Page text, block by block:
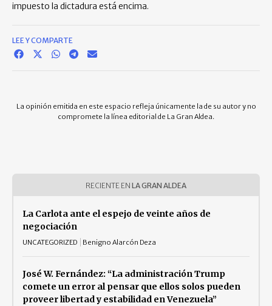
impuesto la dictadura está encima.
LEE Y COMPARTE
La opinión emitida en este espacio refleja únicamente la de su autor y no
compromete la línea editorial de La Gran Aldea.
RECIENTE EN LA GRAN ALDEA
La Carlota ante el espejo de veinte años de
negociación
UNCATEGORIZED Benigno Alarcón Deza
José W. Fernández: “La administración Trump
comete un error al pensar que ellos solos pueden
proveer libertad y estabilidad en Venezuela”